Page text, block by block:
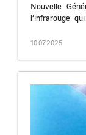
Nouvelle
l’infrarouge
10.07.2025